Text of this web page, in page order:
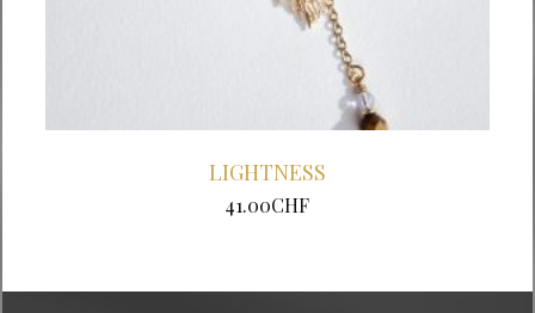
LIGHTNESS
41.00CHF